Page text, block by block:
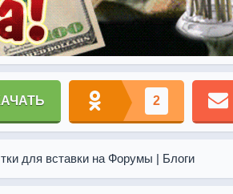
2
для вставки на Форумы | Блоги